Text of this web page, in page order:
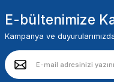
E-bültenimize
Kampanya ve